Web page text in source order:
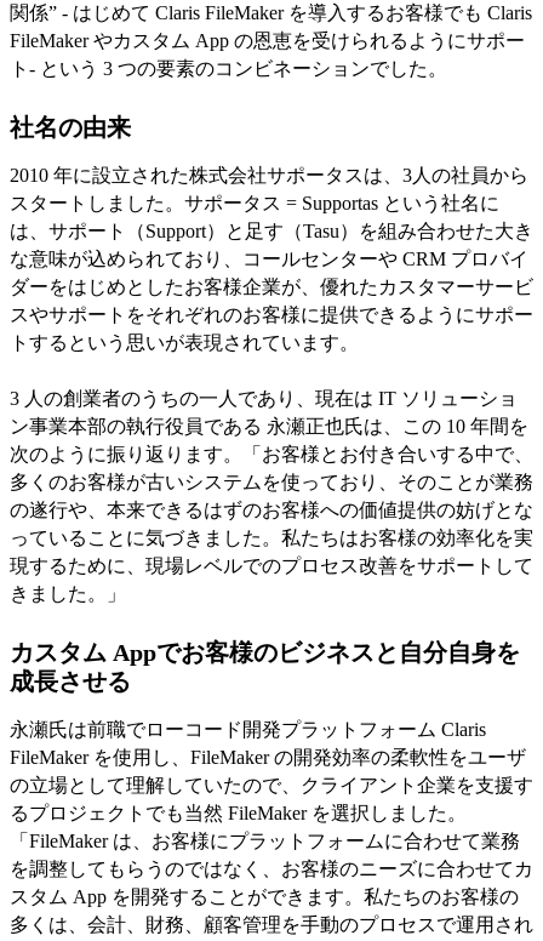
関係” - はじめて Claris FileMaker を導入するお客様でも Claris
FileMaker やカスタム App の恩恵を受けられるようにサポー
ト- という 3 つの要素のコンビネーションでした。
社名の由来
2010 年に設立された株式会社サポータスは、3人の社員から
スタートしました。サポータス = Supportas という社名に
は、サポート（Support）と足す（Tasu）を組み合わせた大き
な意味が込められており、コールセンターや CRM プロバイ
ダーをはじめとしたお客様企業が、優れたカスタマーサービ
スやサポートをそれぞれのお客様に提供できるようにサポー
トするという思いが表現されています。
3 人の創業者のうちの一人であり、現在は IT ソリューショ
ン事業本部の執行役員である 永瀬正也氏は、この 10 年間を
次のように振り返ります。「お客様とお付き合いする中で、
多くのお客様が古いシステムを使っており、そのことが業務
の遂行や、本来できるはずのお客様への価値提供の妨げとな
っていることに気づきました。私たちはお客様の効率化を実
現するために、現場レベルでのプロセス改善をサポートして
きました。」
カスタム Appでお客様のビジネスと自分自身を
成長させる
永瀬氏は前職でローコード開発プラットフォーム Claris
FileMaker を使用し、FileMaker の開発効率の柔軟性をユーザ
の立場として理解していたので、クライアント企業を支援す
るプロジェクトでも当然 FileMaker を選択しました。
「FileMaker は、お客様にプラットフォームに合わせて業務
を調整してもらうのではなく、お客様のニーズに合わせてカ
スタム App を開発することができます。私たちのお客様の
多くは、会計、財務、顧客管理を手動のプロセスで運用され